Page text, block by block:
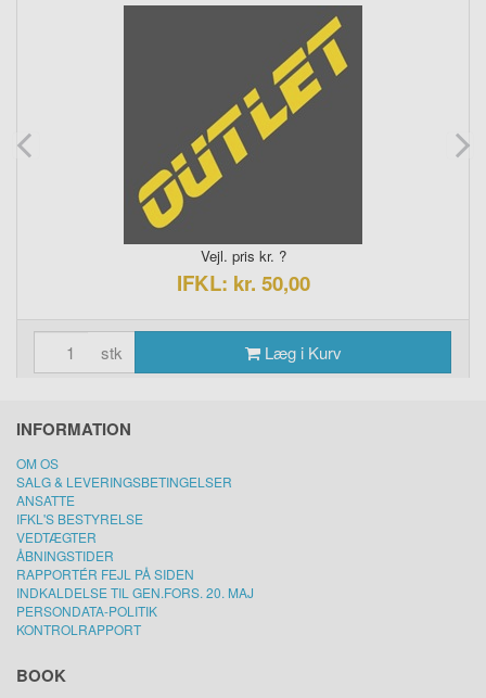
Vejl. pris kr. ?
IFKL: kr. 50,00
stk Læg i Kurv
INFORMATION
OM OS
SALG & LEVERINGSBETINGELSER
ANSATTE
IFKL'S BESTYRELSE
VEDTÆGTER
ÅBNINGSTIDER
RAPPORTÉR FEJL PÅ SIDEN
INDKALDELSE TIL GEN.FORS. 20. MAJ
PERSONDATA-POLITIK
KONTROLRAPPORT
BOOK